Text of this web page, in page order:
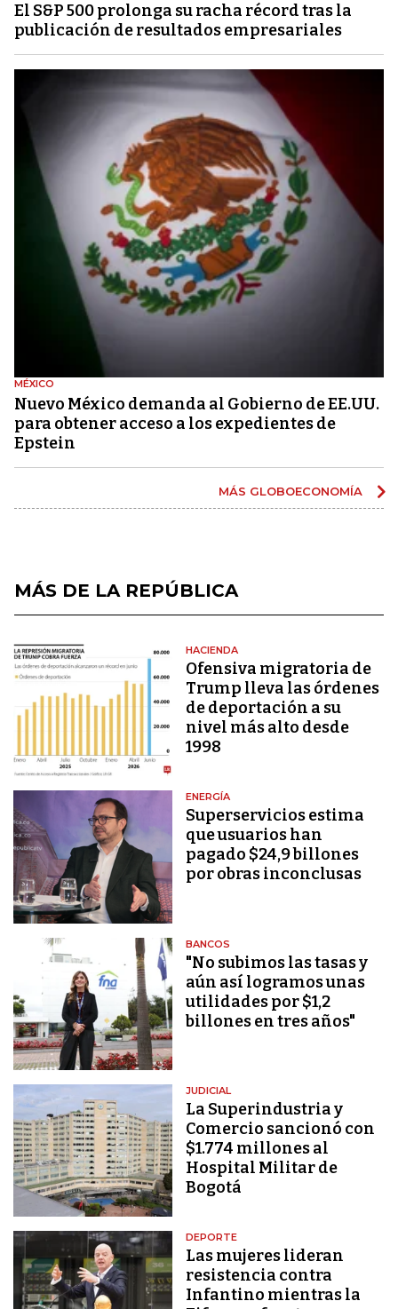
El S&P 500 prolonga su racha récord tras la
publicación de resultados empresariales
MÉXICO
Nuevo México demanda al Gobierno de EE.UU.
para obtener acceso a los expedientes de
Epstein
MÁS GLOBOECONOMÍA
MÁS DE LA REPÚBLICA
HACIENDA
Ofensiva migratoria de
Trump lleva las órdenes
de deportación a su
nivel más alto desde
1998
ENERGÍA
Superservicios estima
que usuarios han
pagado $24,9 billones
por obras inconclusas
BANCOS
"No subimos las tasas y
aún así logramos unas
utilidades por $1,2
billones en tres años"
JUDICIAL
La Superindustria y
Comercio sancionó con
$1.774 millones al
Hospital Militar de
Bogotá
DEPORTE
Las mujeres lideran
resistencia contra
Infantino mientras la